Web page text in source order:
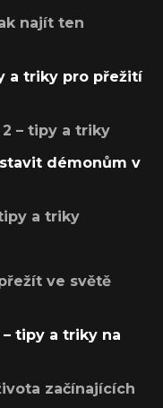
najít ten
a triky pro přežití
– tipy a triky
démonům v
a triky
ve světě
tipy a triky na
začínajících